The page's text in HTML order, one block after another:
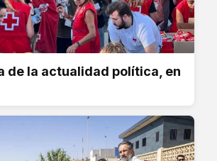
de la actualidad política, en